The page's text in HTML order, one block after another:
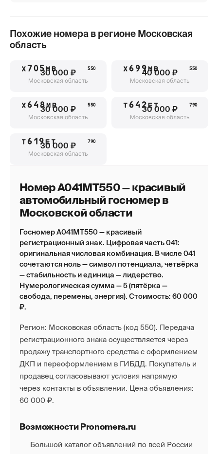
Похожие номера в регионе Московская
область
Х705МВ 550
30 000 ₽
Московская область
Х699МВ 550
40 000 ₽
Московская область
Х648МВ 550
30 000 ₽
Московская область
Т642ЕТ 790
30 000 ₽
Московская область
Т619ЕТ 790
30 000 ₽
Московская область
Номер А041МТ550 — красивый
автомобильный госномер в
Московской области
Госномер А041МТ550 — красивый
регистрационный знак. Цифровая часть 041:
оригинальная числовая комбинация. В числе 041
сочетаются ноль — символ потенциала, четвёрка
— стабильность и единица — лидерство.
Нумерологическая сумма — 5 (пятёрка —
свобода, перемены, энергия). Стоимость: 60 000
₽.
Регион: Московская область (код 550). Передача
регистрационного знака осуществляется через
продажу транспортного средства с оформлением
ДКП и переоформлением в ГИБДД. Покупатель и
продавец согласовывают условия напрямую
через контакты в объявлении. Цена объявления:
60 000 ₽.
Возможности Pronomera.ru
Большой каталог объявлений по всей России